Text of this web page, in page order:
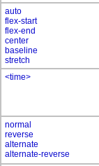
auto
flex-start
flex-end
center
baseline
stretch
<time>
normal
reverse
alternate
alternate-reverse